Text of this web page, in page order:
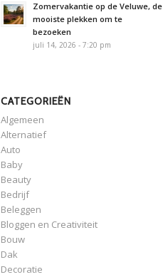
Zomervakantie op de Veluwe, de
mooiste plekken om te
bezoeken
juli 14, 2026 - 7:20 pm
CATEGORIEËN
Algemeen
Alternatief
Auto
Baby
Beauty
Bedrijf
Beleggen
Bloggen en Creativiteit
Bouw
Dak
Decoratie